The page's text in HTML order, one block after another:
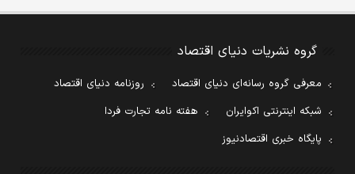
گروه نشریات دنیای اقتصاد
معرفی گروه رسانه‌ای دنیای اقتصاد
روزنامه دنیای اقتصاد
شبکه اینترنتی اکوایران
هفته نامه تجارت فردا
پایگاه خبری اقتصادنیوز